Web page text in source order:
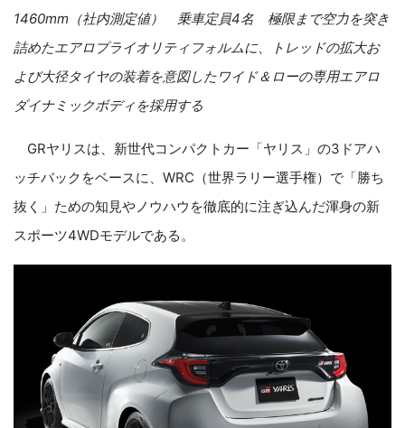
1460mm （社内測定値） 乗車定員4名 極限まで空力を突き
詰めたエアロプライオリティフォルムに、トレッドの拡大お
よび大径タイヤの装着を意図したワイド＆ローの専用エアロ
ダイナミックボディを採用する
GRヤリスは、新世代コンパクトカー「ヤリス」の3 ドアハ
ッチバックをベースに、 WRC （世界ラリー選手権）で「勝ち
抜く」ための知見やノウハウを徹底的に注ぎ込んだ渾身の新
スポーツ4WDモデルである。